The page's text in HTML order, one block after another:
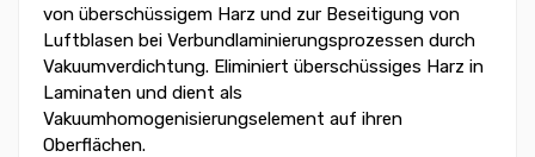
von überschüssigem Harz und zur Beseitigung von
Luftblasen bei Verbundlaminierungsprozessen durch
Vakuumverdichtung. Eliminiert überschüssiges Harz in
Laminaten und dient als
Vakuumhomogenisierungselement auf ihren
Oberflächen.